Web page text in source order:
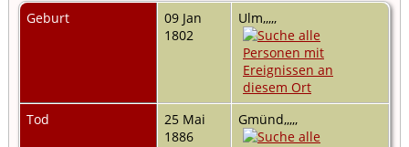
Geburt
09 Jan
1802
Ulm,,,,,
Tod
25 Mai
1886
Gmünd,,,,,